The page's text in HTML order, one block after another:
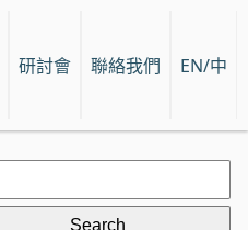
研討會 聯絡我們 EN/中